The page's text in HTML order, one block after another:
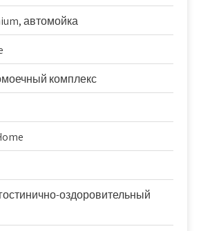
автомойка
комплекс
оздоровительный